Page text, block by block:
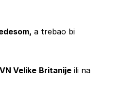
a trebao bi
VN Velike Britanije ili na